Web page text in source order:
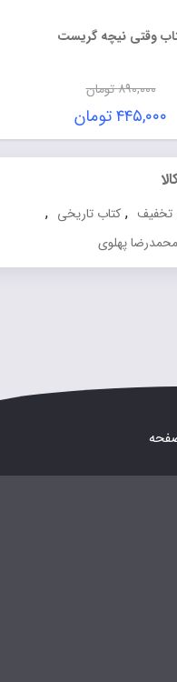
نیچه گریست
تومان
تومان
,کتاب تاریخی ,
پهلوی